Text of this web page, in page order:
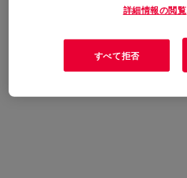
詳細情報の閲覧
すべて拒否